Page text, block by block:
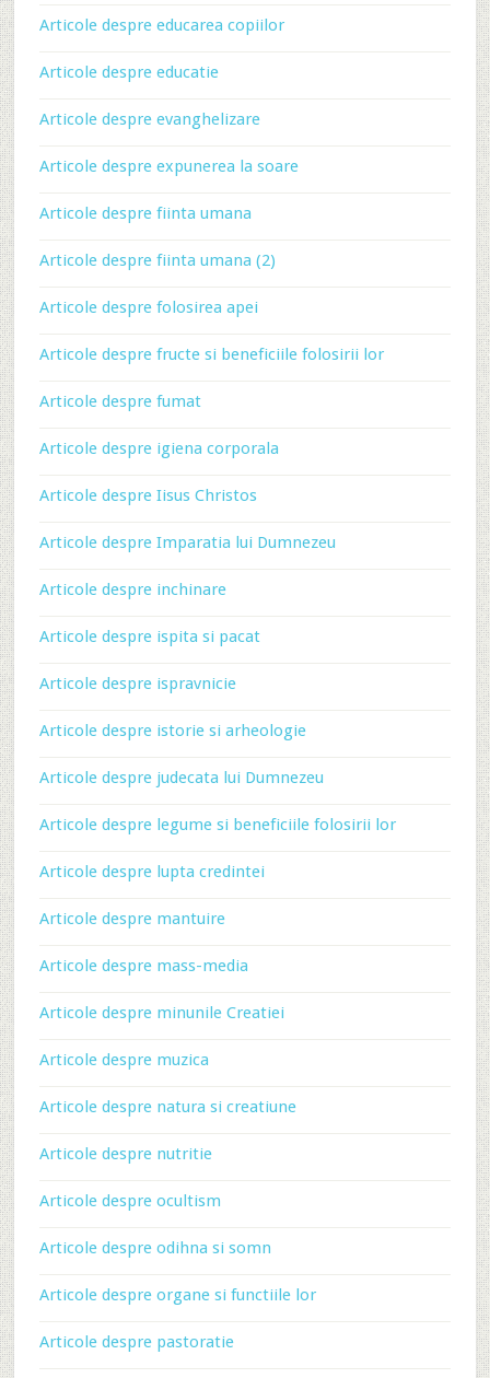
Articole despre educarea copiilor
Articole despre educatie
Articole despre evanghelizare
Articole despre expunerea la soare
Articole despre fiinta umana
Articole despre fiinta umana (2)
Articole despre folosirea apei
Articole despre fructe si beneficiile folosirii lor
Articole despre fumat
Articole despre igiena corporala
Articole despre Iisus Christos
Articole despre Imparatia lui Dumnezeu
Articole despre inchinare
Articole despre ispita si pacat
Articole despre ispravnicie
Articole despre istorie si arheologie
Articole despre judecata lui Dumnezeu
Articole despre legume si beneficiile folosirii lor
Articole despre lupta credintei
Articole despre mantuire
Articole despre mass-media
Articole despre minunile Creatiei
Articole despre muzica
Articole despre natura si creatiune
Articole despre nutritie
Articole despre ocultism
Articole despre odihna si somn
Articole despre organe si functiile lor
Articole despre pastoratie